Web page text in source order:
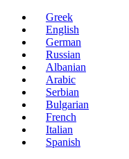
Μετάβαση
περιεχόμενο
Greek
English
German
Russian
Albanian
Arabic
Serbian
Bulgarian
French
Italian
Spanish